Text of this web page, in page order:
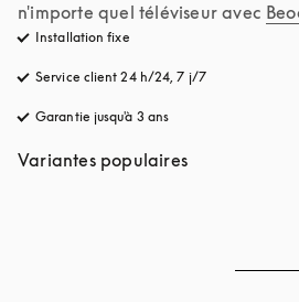
n'importe quel téléviseur avec
Installation fixe
Service client 24 h/24, 7 j/7s’ouvre dans
Garantie jusqu'à 3 ans
Variantes populaires